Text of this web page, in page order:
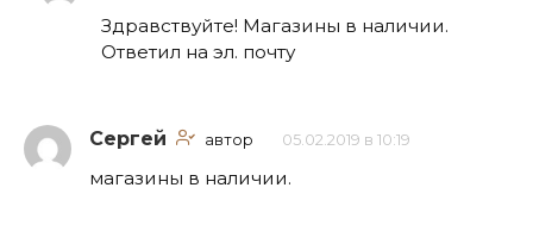
Здравствуйте! Магазины в наличии.
Ответил на эл. почту
Сергей автор 05.02.2019 в 10:19
магазины в наличии.